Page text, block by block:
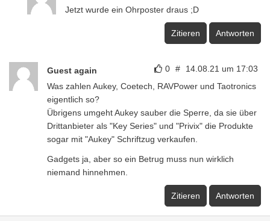
Jetzt wurde ein Ohrposter draus ;D
Zitieren Antworten
0 # 14.08.21 um 17:03
Guest again
Was zahlen Aukey, Coetech, RAVPower und Taotronics
eigentlich so?
Übrigens umgeht Aukey sauber die Sperre, da sie über
Drittanbieter als "Key Series" und "Privix" die Produkte
sogar mit "Aukey" Schriftzug verkaufen.
Gadgets ja, aber so ein Betrug muss nun wirklich
niemand hinnehmen.
Zitieren Antworten